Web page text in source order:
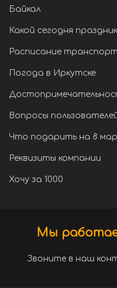
Байкал
Какой сегодня праздник
Расписание
Погода в Иркутске
Вопросы
Что подарить на 8
Реквизиты компании
Хочу за 1000
Мы
Звоните в наш